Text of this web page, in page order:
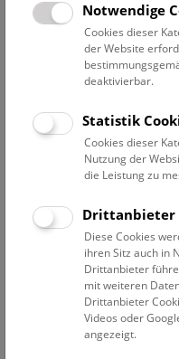
längst stillgelegten
Erzlagerstätten,
Gebiet der ehemaligen
Monarchie.
Auch aus vielen anderen
Proben vorhanden,
Abbauen, etwa aus
modernen Minen. Zu den
Erzaufbereitung und
einschließlich Schlacken.
Bis heute wird unter
Sammelexkursionen
entsprechend zu
Notwendige
Cookies dieser
der Website
deaktivierbar.
Statistik
Cookies dieser
Nutzung der
die Leistung zu
Drittanbieter
Diese Cookies
ihren Sitz auch in
Drittanbieter
mit weiteren
Drittanbieter
Videos oder
angezeigt.